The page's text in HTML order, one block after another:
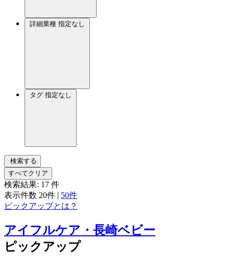
詳細業種 指定なし
タグ 指定なし
検索する
すべてクリア
検索結果: 17 件
表示件数 20件 | 50件
ピックアップとは？
アイフルケア・長崎ベビー
ピックアップ